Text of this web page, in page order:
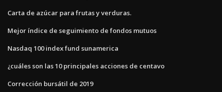
Carta de azúcar para frutas y verduras.
Mejor índice de seguimiento de fondos mutuos
Nasdaq 100 index fund sunamerica
¿cuáles son las 10 principales acciones de centavo
Corrección bursátil de 2019